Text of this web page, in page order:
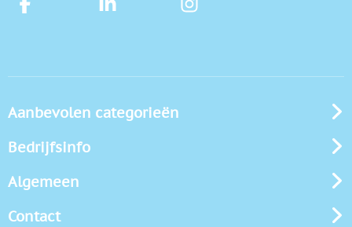
Aanbevolen categorieën
Bedrijfsinfo
Algemeen
Contact